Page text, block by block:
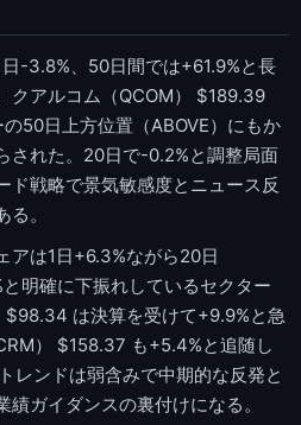
-3.8%、50日間では+61.9%と長
クアルコム（QCOM） $189.39
50日上方位置（ABOVE）にもか
された。20日で-0.2%と調整局面
ド戦略で景気敏感度とニュース反
。
アは1日+6.3%ながら20日
明確に下振れしているセクター
$98.34 は決算を受けて+9.9%と急
） $158.37 も+5.4%と追随し
レンドは弱含みで中期的な反発と
ガイダンスの裏付けになる。